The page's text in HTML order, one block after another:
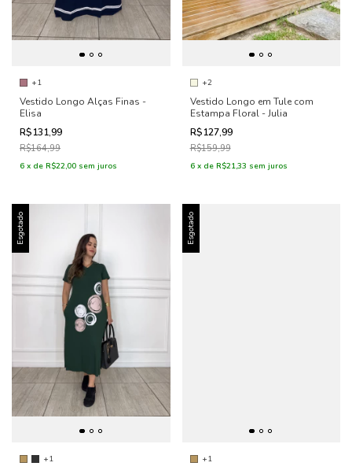
+1
Vestido Longo Alças Finas -
Elisa
R$131,99
R$164,99
6 x de R$22,00 sem juros
+2
Vestido Longo em Tule com
Estampa Floral - Julia
R$127,99
R$159,99
6 x de R$21,33 sem juros
Esgotado
+1
Esgotado
+1